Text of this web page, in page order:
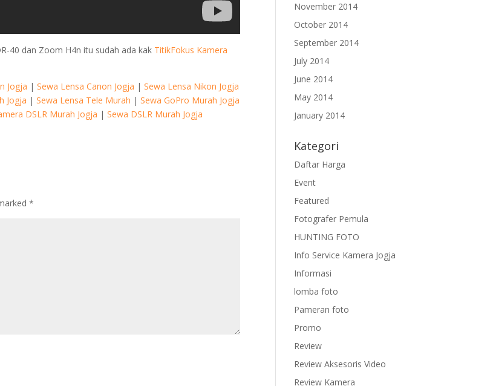
40 dan Zoom H4n itu sudah ada kak TitikFokus Kamera
Jogja |Sewa Lensa Canon Jogja |Sewa Lensa Nikon Jogja
Jogja |Sewa Lensa Tele Murah |Sewa GoPro Murah Jogja
DSLR Murah Jogja |Sewa DSLR Murah Jogja
*
November 2014
October 2014
September 2014
July 2014
June 2014
May 2014
January 2014
Kategori
Daftar Harga
Event
Featured
Fotografer Pemula
HUNTING FOTO
Info Service Kamera Jogja
Informasi
lomba foto
Pameran foto
Promo
Review
Review Aksesoris Video
Review Kamera